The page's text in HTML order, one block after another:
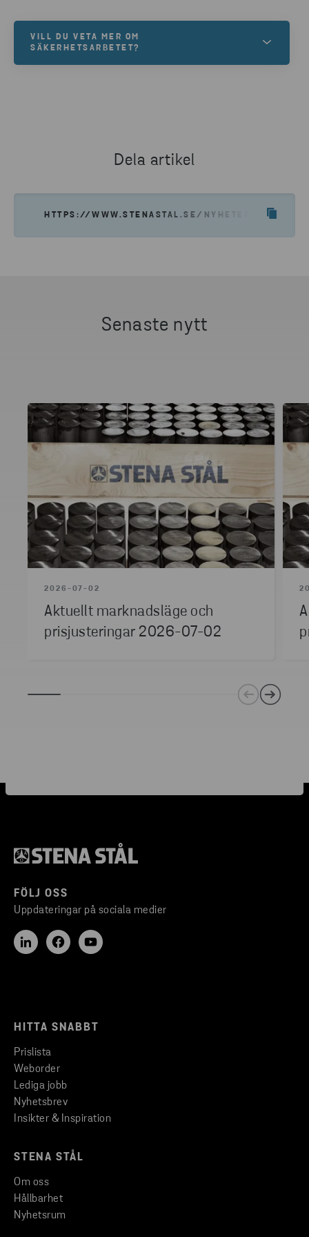
VILL DU VETA MER OM
SÄKERHETSARBETET?
Dela artikel
HTTPS://WWW.STENASTAL.SE/NYHETER--
Senaste nytt
2026-07-02
Aktuellt marknadsläge och
prisjusteringar 2026-07-02
FÖLJ OSS
Uppdateringar på sociala medier
HITTA SNABBT
Prislista
Weborder
Lediga jobb
Nyhetsbrev
Insikter & Inspiration
STENA STÅL
Om oss
Hållbarhet
Nyhetsrum